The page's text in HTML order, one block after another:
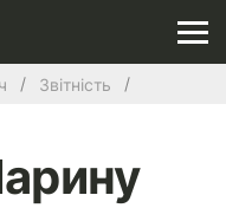
Звітність